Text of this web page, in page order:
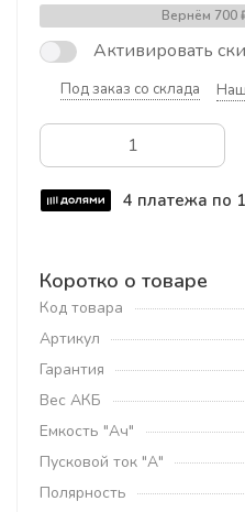
Вернём 700
Активировать
Под заказ со склада
4 платежа по
Коротко о товаре
Код товара
Артикул
Гарантия
Вес АКБ
Емкость "Ач"
Пусковой ток "А"
Полярность